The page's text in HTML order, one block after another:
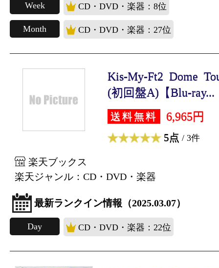
Week CD・DVD・楽器：8位
Month CD・DVD・楽器：27位
Kis-My-Ft2 Dome
(初回盤A)【Blu-ray...
送料無料 6,965円
5点 / 3件
楽天ブックス
楽天ジャンル：CD・DVD・楽器
最新ランクイン情報（2025.03.07）
Day CD・DVD・楽器：22位